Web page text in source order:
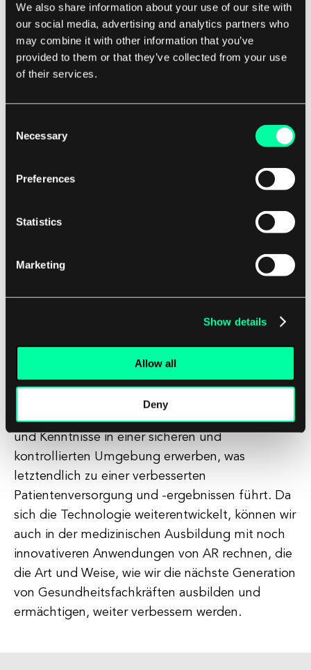
We also share information about your use of our site with
our social media, advertising and analytics partners who
may combine it with other information that you’ve
provided to them or that they’ve collected from your use
of their services.
Selection
Necessary
Preferences
Statistics
Marketing
Show details
Allow all
Deny
In abgelegenen oder unterversorgten Gebieten,
in denen der Zugang zu erfahrenen
medizinischen Fachkräften möglicherweise
begrenzt ist, kann AR auch als wertvolles
dienen. Auszubildende können über AR-fähige
Kommunikationsplattformen mit Experten aus
der ganzen Welt in Kontakt treten, um Rat zu
erfahrenen Praktikern zu lernen. Dieses virtuelle
Auszubildenden und Experten zu schließen und
Anleitung und Unterstützung erhalten, die sie für
Insgesamt hat AR das Potenzial, die
indem es eine immersivere, interaktive und
personalisierte Lernerfahrung bietet. Durch die
Nutzung der AR-Technologie können
medizinische Fachkräfte wertvolle Fähigkeiten
und Kenntnisse in einer sicheren und
kontrollierten Umgebung erwerben, was
letztendlich zu einer verbesserten
Patientenversorgung und -ergebnissen führt. Da
sich die Technologie weiterentwickelt, können wir
auch in der medizinischen Ausbildung mit noch
innovativeren Anwendungen von AR rechnen, die
die Art und Weise, wie wir die nächste Generation
von Gesundheitsfachkräften ausbilden und
ermächtigen, weiter verbessern werden.